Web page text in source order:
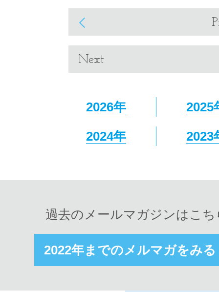
Next
2026年 2025
2024年 2023
過去のメールマガジンはこ
2022年までのメルマガをみる